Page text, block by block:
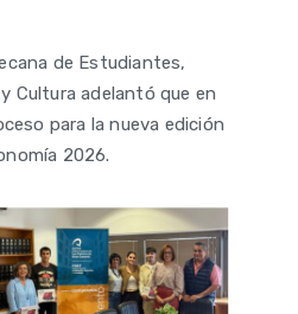
de Estudiantes,
Cultura adelantó que en
para la nueva edición
2026.